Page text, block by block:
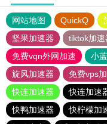
网站地图 QuickQ
坚果加速器
tiktok加速
免费vqn外网加速
小
旋风加速器
免费vps
快连加速器
快连加速
快鸭加速器
快柠檬加